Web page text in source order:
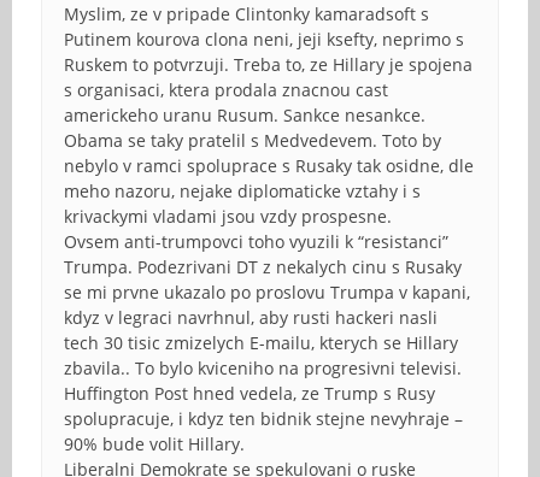
Myslim, ze v pripade Clintonky kamaradsoft s
Putinem kourova clona neni, jeji ksefty, neprimo s
Ruskem to potvrzuji. Treba to, ze Hillary je spojena
s organisaci, ktera prodala znacnou cast
americkeho uranu Rusum. Sankce nesankce.
Obama se taky pratelil s Medvedevem. Toto by
nebylo v ramci spoluprace s Rusaky tak osidne, dle
meho nazoru, nejake diplomaticke vztahy i s
krivackymi vladami jsou vzdy prospesne.
Ovsem anti-trumpovci toho vyuzili k “resistanci”
Trumpa. Podezrivani DT z nekalych cinu s Rusaky
se mi prvne ukazalo po proslovu Trumpa v kapani,
kdyz v legraci navrhnul, aby rusti hackeri nasli
tech 30 tisic zmizelych E-mailu, kterych se Hillary
zbavila.. To bylo kviceniho na progresivni televisi.
Huffington Post hned vedela, ze Trump s Rusy
spolupracuje, i kdyz ten bidnik stejne nevyhraje –
90% bude volit Hillary.
Liberalni Demokrate se spekulovani o ruske